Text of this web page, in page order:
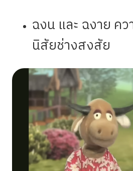
ฉงน และ ฉงาย ค
นิสัยช่างสงสัย